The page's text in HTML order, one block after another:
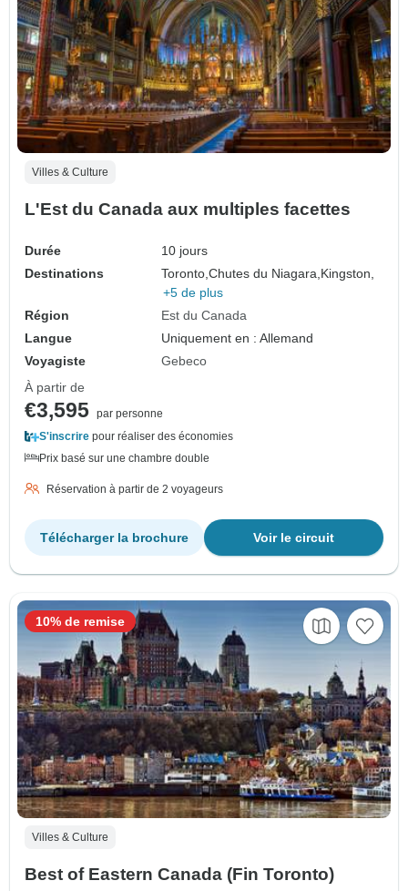
Villes & Culture
L'Est du Canada aux multiples facettes
Durée
10 jours
Destinations
Toronto,Chutes du Niagara,Kingston,
+5 de plus
Région
Est du Canada
Langue
Uniquement en : Allemand
Voyagiste
Gebeco
À partir de
€3,595 par personne
S'inscrire pour réaliser des économies
Prix basé sur une chambre double
Réservation à partir de 2 voyageurs
Voir le circuit
Télécharger la brochure
Villes & Culture
Best of Eastern Canada (Fin Toronto)
10% de remise